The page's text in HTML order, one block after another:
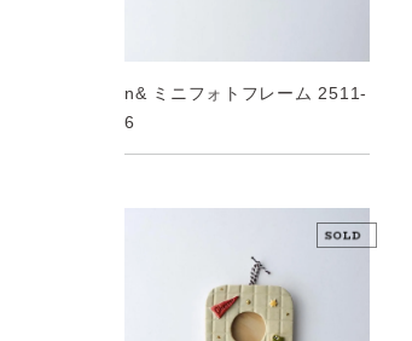
n& ミニフォトフレーム 2511-
6